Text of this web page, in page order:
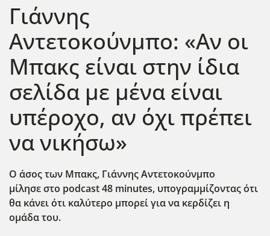
Γιάννης
Αντετοκούνμπο: «Αν οι
Μπακς είναι στην ίδια
σελίδα με μένα είναι
υπέροχο, αν όχι πρέπει
να νικήσω»
Ο άσος των Μπακς, Γιάννης Αντετοκούνμπο
μίλησε στο podcast 48 minutes, υπογραμμίζοντας ότι
θα κάνει ότι καλύτερο μπορεί για να κερδίζει η
ομάδα του.